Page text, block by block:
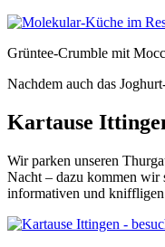
Grüntee-Crumble mit
Nachdem auch das
Kartause
Wir parken unseren
Nacht – dazu kommen wir
informativen und kniffligen